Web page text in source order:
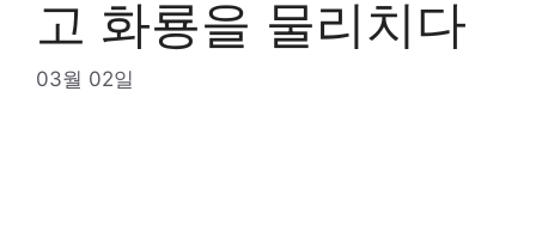
고 화룡을 물리치다
03월 02일